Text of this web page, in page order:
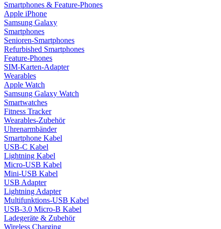
Smartphones & Feature-Phones
Apple iPhone
Samsung Galaxy
Smartphones
Senioren-Smartphones
Refurbished Smartphones
Feature-Phones
SIM-Karten-Adapter
Wearables
Apple Watch
Samsung Galaxy Watch
Smartwatches
Fitness Tracker
Wearables-Zubehör
Uhrenarmbänder
Smartphone Kabel
USB-C Kabel
Lightning Kabel
Micro-USB Kabel
Mini-USB Kabel
USB Adapter
Lightning Adapter
Multifunktions-USB Kabel
USB-3.0 Micro-B Kabel
Ladegeräte & Zubehör
Wireless Charging